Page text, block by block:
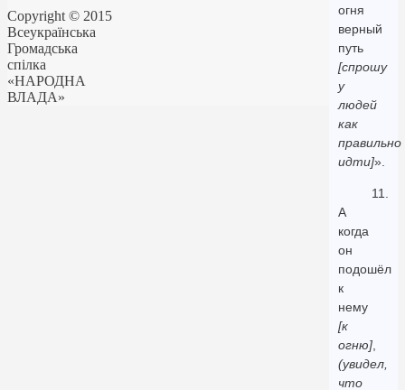
огня
верный
путь
[спрошу
у
людей
как
правильно
идти]».
11.
А
когда
он
подошёл
к
нему
[к
огню],
(увидел,
что
Copyright © 2015
Всеукраїнська
Громадська
спілка
«НАРОДНА
ВЛАДА»